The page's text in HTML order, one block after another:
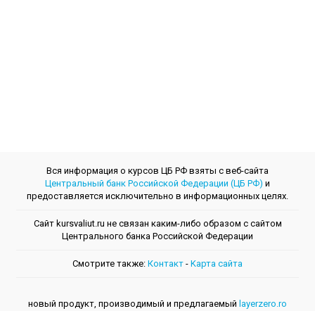
Вся информация о курсов ЦБ РФ взяты с веб-сайта
Центральный банк Российской Федерации (ЦБ РФ) и
предоставляется исключительно в информационных целях.
Сайт kursvaliut.ru не связан каким-либо образом с сайтом
Центрального банкa Российской Федерации
Смотрите также: Контакт - Kарта сайта
новый продукт, производимый и предлагаемый layerzero.ro